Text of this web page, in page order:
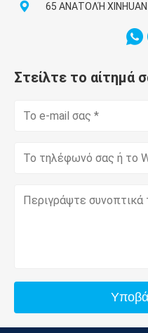
65 ΑΝΑΤΟΛΉ XINHUAN
Στείλτε το αίτημά